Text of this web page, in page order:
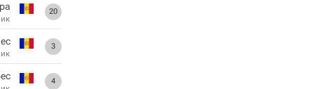
20
3
4